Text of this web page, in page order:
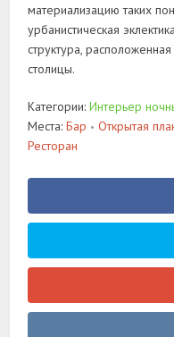
материализацию таких
урбанистическая
структура,
столицы.
Категории:Интерьер
Места:Бар • Открытая
Ресторан